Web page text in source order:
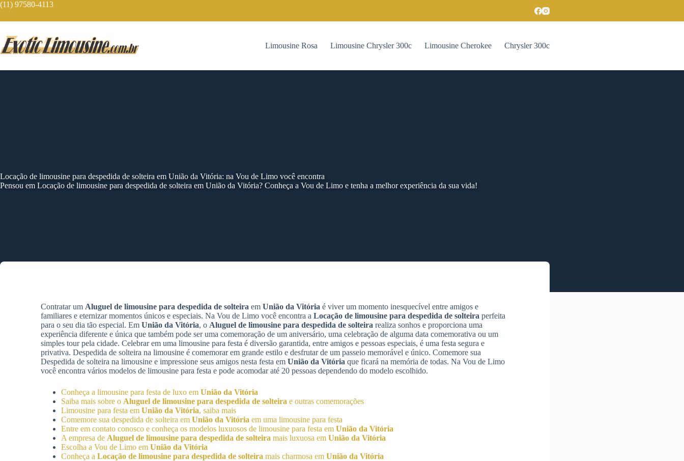
Skip
content
(11) 97580-4113
Limousine Rosa Limousine Chrysler 300c Limousine Cherokee Chrysler 300c
Locação de limousine para despedida de solteira em União da Vitória: na Vou de Limo você encontra
Pensou em Locação de limousine para despedida de solteira em União da Vitória? Conheça a Vou de Limo e tenha a melhor experiência da sua vida!
Contratar um Aluguel de limousine para despedida de solteira em União da Vitória é viver um momento inesquecível entre amigos e
familiares e eternizar momentos únicos e especiais. Na Vou de Limo você encontra a Locação de limousine para despedida de solteira perfeita
para o seu dia tão especial. Em União da Vitória, o Aluguel de limousine para despedida de solteira realiza sonhos e proporciona uma
experiência diferente e única que também pode ser uma comemoração de um aniversário, uma celebração de alguma data comemorativa ou um
simples tour pela cidade. Celebrar em uma limousine para festa é diversão garantida, entre amigos e pessoas especiais, é uma festa segura e
privativa. Despedida de solteira na limousine é comemorar em grande estilo e desfrutar de um passeio memorável e único. Comemore sua
Despedida de solteira na limousine e impressione seus amigos nesta festa em União da Vitória que ficará na memória de todas. Na Vou de Limo
você encontra vários modelos de limousine para festa e pode acomodar até 20 pessoas dependendo do modelo escolhido.
Conheça a limousine para festa de luxo em União da Vitória
Saiba mais sobre o Aluguel de limousine para despedida de solteira e outras comemorações
Limousine para festa em União da Vitória, saiba mais
Comemore sua despedida de solteira em União da Vitória em uma limousine para festa
Entre em contato conosco e conheça os modelos luxuosos de limousine para festa em União da Vitória
A empresa de Aluguel de limousine para despedida de solteira mais luxuosa em União da Vitória
Escolha a Vou de Limo em União da Vitória
Conheça a Locação de limousine para despedida de solteira mais charmosa em União da Vitória